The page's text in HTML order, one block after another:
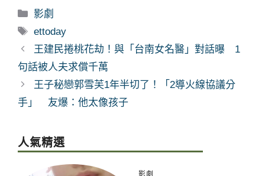
分
類
影劇
標
籤
ettoday
王建民捲桃花劫！與「台南女名醫」對話曝 1
句話被人夫求償千萬
王子秘戀郭雪芙1年半切了！「2導火線協議分
手」 友爆：他太像孩子
人氣精選
影劇